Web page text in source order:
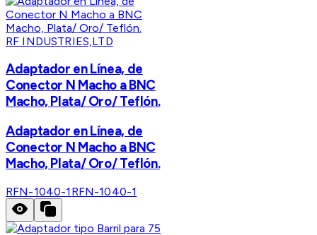
RF INDUSTRIES,LTD
Adaptador en Línea, de
Conector N Macho a BNC
Macho, Plata/ Oro/ Teflón.
Adaptador en Línea, de
Conector N Macho a BNC
Macho, Plata/ Oro/ Teflón.
RFN-1040-1 RFN-1040-1